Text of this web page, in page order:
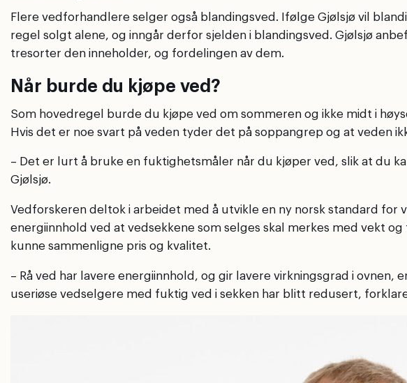
Flere vedforhandlere selger også blandingsved. Ifølge Gjølsjø vil
regel solgt alene, og inngår derfor sjelden i blandingsved. Gjølsjø
tresorter den inneholder, og fordelingen av dem.
Når burde du kjøpe ved?
Som hovedregel burde du kjøpe ved om sommeren og ikke midt i
Hvis det er noe svart på veden tyder det på soppangrep og at veden
– Det er lurt å bruke en fuktighetsmåler når du kjøper ved, slik at du
Gjølsjø.
Vedforskeren deltok i arbeidet med å utvikle en ny norsk standard for
energiinnhold ved at vedsekkene som selges skal merkes med vekt
kunne sammenligne pris og kvalitet.
– Rå ved har lavere energiinnhold, og gir lavere virkningsgrad i
useriøse vedselgere med fuktig ved i sekken har blitt redusert,